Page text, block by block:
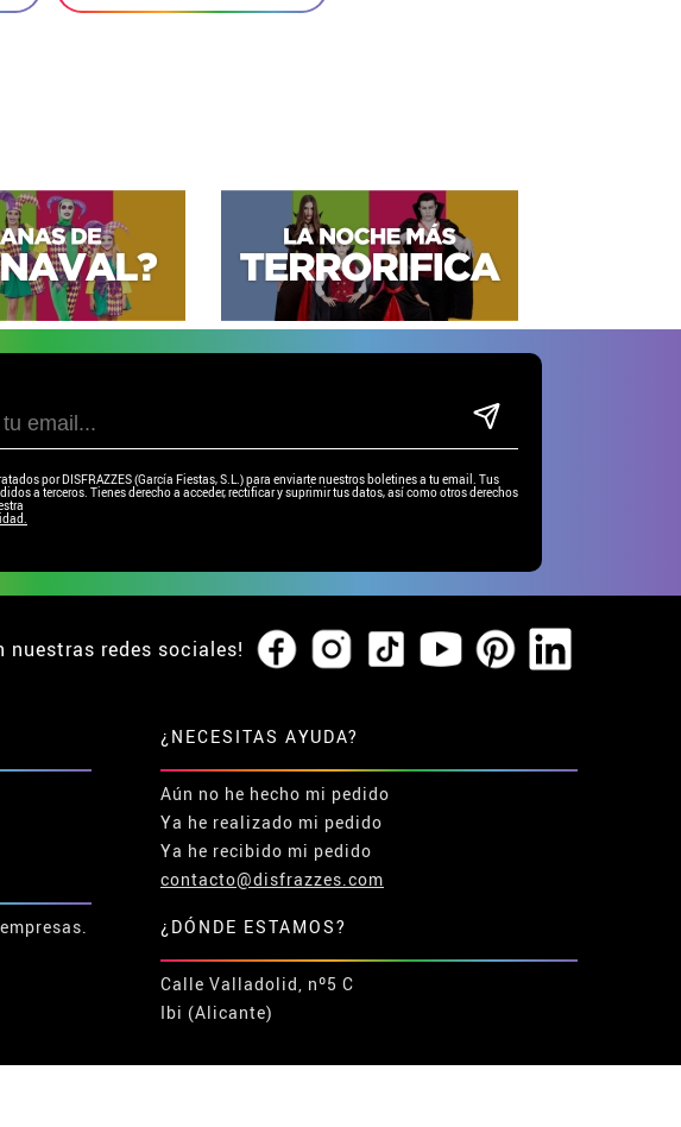
por DISFRAZZES (García Fiestas, S.L.) para enviarte nuestros boletines a tu email. Tus
a terceros. Tienes derecho a acceder, rectificar y suprimir tus datos, así como otros derechos
nuestras redes sociales!
¿NECESITAS AYUDA?
Aún no he hecho mi pedido
Ya he realizado mi pedido
Ya he recibido mi pedido
contacto@disfrazzes.com
¿DÓNDE ESTAMOS?
Calle Valladolid, nº5 C
Ibi (Alicante)